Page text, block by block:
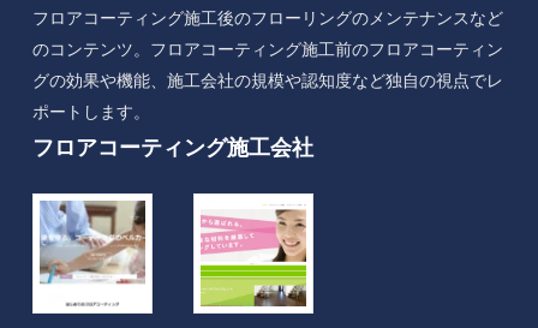
フロアコーティング施工後のフローリングのメンテナンスなど
のコンテンツ。フロアコーティング施工前のフロアコーティン
グの効果や機能、施工会社の規模や認知度など独自の視点でレ
ポートします。
フロアコーティング施工会社